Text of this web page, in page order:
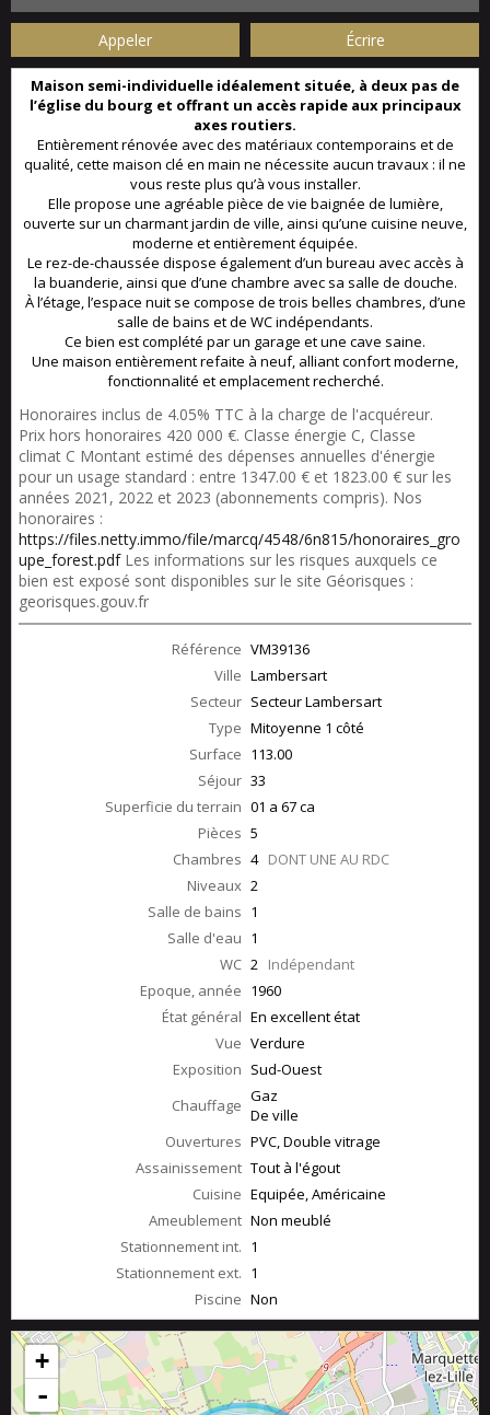
Appeler Écrire
Maison semi-individuelle idéalement située, à deux pas de
l’église du bourg et offrant un accès rapide aux principaux
axes routiers.
Entièrement rénovée avec des matériaux contemporains et de
qualité, cette maison clé en main ne nécessite aucun travaux : il ne
vous reste plus qu’à vous installer.
Elle propose une agréable pièce de vie baignée de lumière,
ouverte sur un charmant jardin de ville, ainsi qu’une cuisine neuve,
moderne et entièrement équipée.
Le rez-de-chaussée dispose également d’un bureau avec accès à
la buanderie, ainsi que d’une chambre avec sa salle de douche.
À l’étage, l’espace nuit se compose de trois belles chambres, d’une
salle de bains et de WC indépendants.
Ce bien est complété par un garage et une cave saine.
Une maison entièrement refaite à neuf, alliant confort moderne,
fonctionnalité et emplacement recherché.
Honoraires inclus de 4.05% TTC à la charge de l'acquéreur.
Prix hors honoraires 420 000 €. Classe énergie C, Classe
climat C Montant estimé des dépenses annuelles d'énergie
pour un usage standard : entre 1347.00 € et 1823.00 € sur les
années 2021, 2022 et 2023 (abonnements compris). Nos
honoraires :
https://files.netty.immo/file/marcq/4548/6n815/honoraires_gro
upe_forest.pdfLes informations sur les risques auxquels ce
bien est exposé sont disponibles sur le site Géorisques :
georisques.gouv.fr
Référence VM39136
Ville Lambersart
Secteur Secteur Lambersart
Type Mitoyenne 1 côté
Surface 113.00
Séjour 33
Superficie du terrain 01 a 67 ca
Pièces 5
Chambres 4 DONT UNE AU RDC
Niveaux 2
Salle de bains 1
Salle d'eau 1
WC 2 Indépendant
Epoque, année 1960
État général En excellent état
Vue Verdure
Exposition Sud-Ouest
Chauffage Gaz
De ville
Ouvertures PVC, Double vitrage
Assainissement Tout à l'égout
Cuisine Equipée, Américaine
Ameublement Non meublé
Stationnement int. 1
Stationnement ext. 1
Piscine Non
+
-